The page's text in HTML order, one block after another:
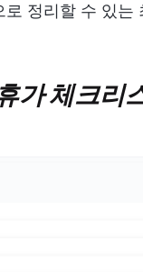
로 정리할 수 있는
가 체크리